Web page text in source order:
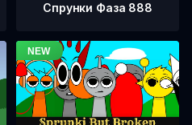
Спрунки Фаза 888